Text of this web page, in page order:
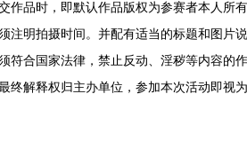
作品时，即默认作品版权为参赛者本人所
注明拍摄时间。并配有适当的标题和图片
符合国家法律，禁止反动、淫秽等内容的
终解释权归主办单位，参加本次活动即视